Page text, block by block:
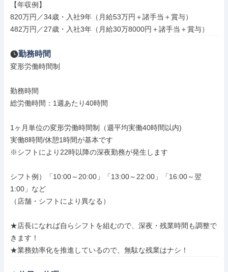
【年収例】
820万円／34歳・入社9年（月給53万円＋諸手当＋賞与）
482万円／27歳・入社3年（月給30万8000円＋諸手当＋賞与）
勤務時間
変形労働時間制
勤務時間
総労働時間：1週あたり40時間
1ヶ月単位の変形労働時間制（週平均実働40時間以内)
実働8時間/休憩1時間が基本です
※シフトにより22時以降の深夜勤務が発生します
シフト例）「10:00～20:00」「13:00～22:00」「16:00～翌
1:00」など
（店舗・シフトにより異なる）
★店長になれば自らシフトを組むので、深夜・残業時間も調整で
きます！
★業務効率化を推進しているので、無駄な残業はナシ！